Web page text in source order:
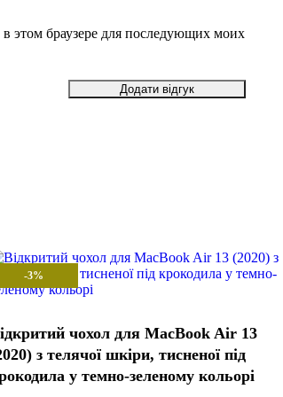
этом браузере для последующих моих
-3%
чохол для MacBook Air 13
з телячої шкіри, тисненої під
у темно-зеленому кольорі